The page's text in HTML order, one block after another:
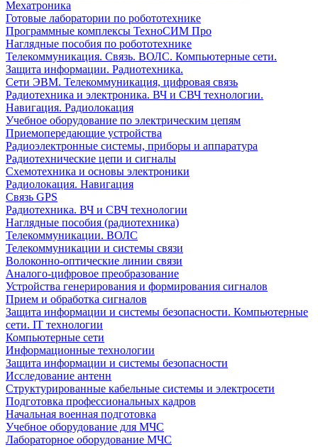
Мехатроника
Готовые лаборатории по робототехнике
Программные комплексы ТехноСИМ Про
Наглядные пособия по робототехнике
Телекоммуникация. Связь. ВОЛС. Компьютерные сети.
Защита информации. Радиотехника.
Сети ЭВМ. Телекоммуникация, цифровая связь
Радиотехника и электроника. ВЧ и СВЧ технологии.
Навигация. Радиолокация
Учебное оборудование по электрическим цепям
Приемопередающие устройства
Радиоэлектронные системы, приборы и аппаратура
Радиотехнические цепи и сигналы
Схемотехника и основы электроники
Радиолокация. Навигация
Связь GPS
Радиотехника. ВЧ и СВЧ технологии
Наглядные пособия (радиотехника)
Телекоммуникации. ВОЛС
Телекоммуникации и системы связи
Волоконно-оптические линии связи
Аналого-цифровое преобразование
Устройства генерирования и формирования сигналов
Прием и обработка сигналов
Защита информации и системы безопасности. Компьютерные
сети. IT технологии
Компьютерные сети
Информационные технологии
Защита информации и системы безопасности
Исследование антенн
Структурированные кабельные системы и электросети
Подготовка профессиональных кадров
Начальная военная подготовка
Учебное оборудование для МЧС
Лабораторное оборудование МЧС